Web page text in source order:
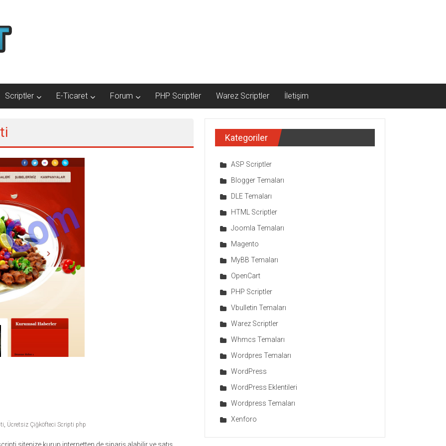
Scriptler E-Ticaret Forum PHP Scriptler Warez Scriptler İletişim
, Ücretsiz Çiğköfteci Scripti php
Kategoriler
ASP Scriptler
Blogger Temaları
DLE Temaları
HTML Scriptler
Joomla Temaları
Magento
MyBB Temaları
OpenCart
PHP Scriptler
Vbulletin Temaları
Warez Scriptler
Whmcs Temaları
Wordpres Temaları
WordPress
WordPress Eklentileri
Wordpress Temaları
Xenforo